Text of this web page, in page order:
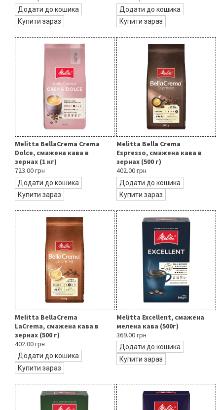
Додати до кошика
Купити зараз
Додати до кошика
Купити зараз
Melitta BellaCrema Crema
Dolce, смажена кава в
зернах (1 кг)
723.00 грн
Додати до кошика
Купити зараз
Melitta Bella Crema
Espresso, смажена кава в
зернах (500 г)
402.00 грн
Додати до кошика
Купити зараз
Melitta BellaCrema
LaCrema, смажена кава в
зернах (500 г)
402.00 грн
Додати до кошика
Купити зараз
Melitta Excellent, смажена
мелена кава (500г)
369.00 грн
Додати до кошика
Купити зараз